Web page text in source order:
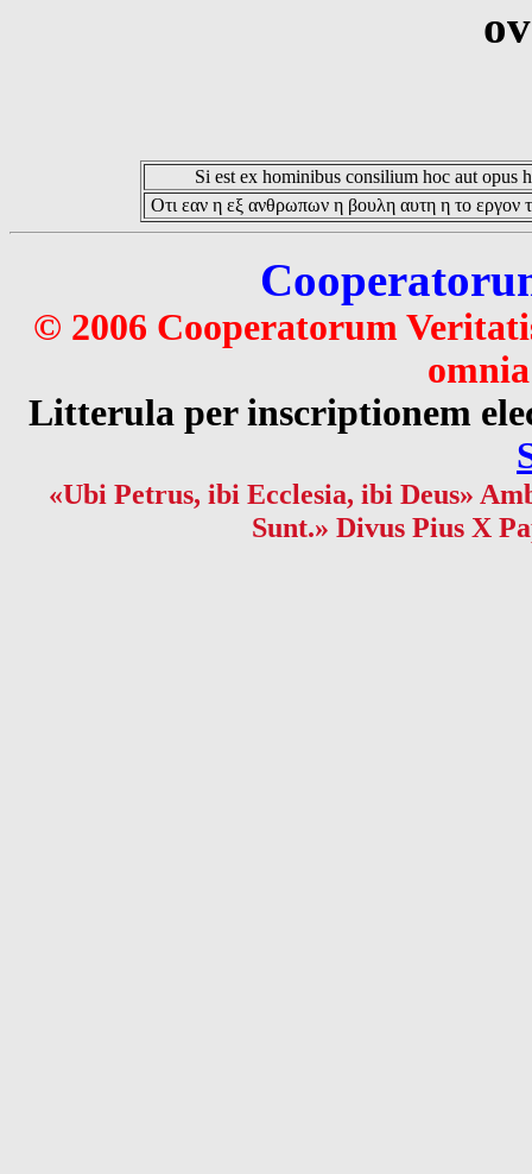
Si est ex hominibus consilium hoc aut opus
Οτι εαν η εξ ανθρωπων η βουλη αυτη η το εργον
© 2006 Cooperatorum
Litterula per inscriptionem
«Ubi Petrus, ibi Ecclesia, ibi Deus»
Sunt.» Divus Pius X